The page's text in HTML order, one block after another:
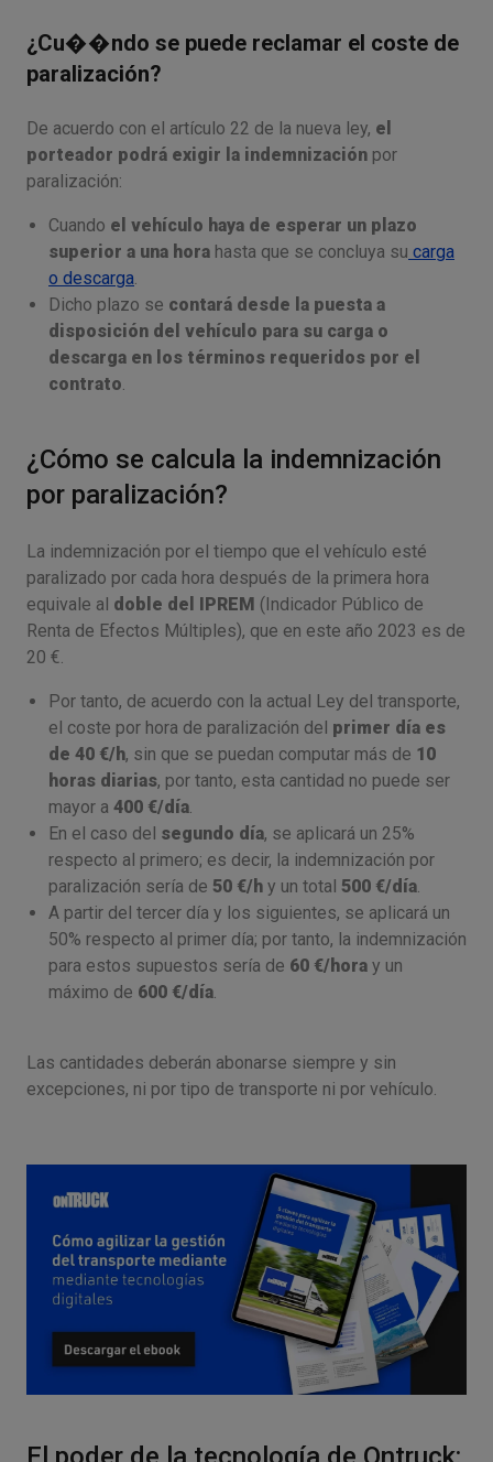
¿Cu��ndo se puede reclamar el coste de
paralización?
De acuerdo con el artículo 22 de la nueva ley, el
porteador podrá exigir la indemnización por
paralización:
Cuando el vehículo haya de esperar un plazo
superior a una hora hasta que se concluya su carga
o descarga.
Dicho plazo se contará desde la puesta a
disposición del vehículo para su carga o
descarga en los términos requeridos por el
contrato.
¿Cómo se calcula la indemnización
por paralización?
La indemnización por el tiempo que el vehículo esté
paralizado por cada hora después de la primera hora
equivale al doble del IPREM (Indicador Público de
Renta de Efectos Múltiples), que en este año 2023 es de
20 €.
Por tanto, de acuerdo con la actual Ley del transporte,
el coste por hora de paralización del primer día es
de 40 €/h, sin que se puedan computar más de 10
horas diarias, por tanto, esta cantidad no puede ser
mayor a 400 €/día.
En el caso del segundo día, se aplicará un 25%
respecto al primero; es decir, la indemnización por
paralización sería de 50 €/h y un total 500 €/día.
A partir del tercer día y los siguientes, se aplicará un
50% respecto al primer día; por tanto, la indemnización
para estos supuestos sería de 60 €/hora y un
máximo de 600 €/día.
Las cantidades deberán abonarse siempre y sin
excepciones, ni por tipo de transporte ni por vehículo.